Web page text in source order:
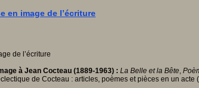
en image de l’écriture
à Jean Cocteau (1889-1963) : La Belle et la Bête,
de Cocteau : articles, poèmes et pièces en un